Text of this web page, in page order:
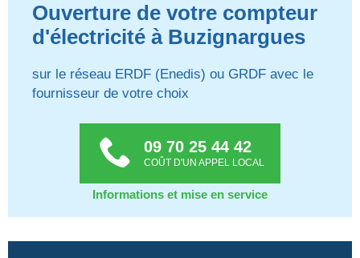
Ouverture de votre compteur
d'électricité à Buzignargues
sur le réseau ERDF (Enedis) ou GRDF avec le
fournisseur de votre choix
09 70 25 44 42
COÛT D'UN APPEL LOCAL
Informations et mise en service